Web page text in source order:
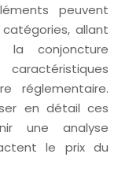
peuvent
allant
conjoncture
réglementaire.
en détail ces
une analyse
le prix du